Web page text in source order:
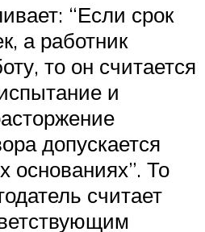
“Если срок
а работник
то он считается
и
допускается
основаниях”. То
считает